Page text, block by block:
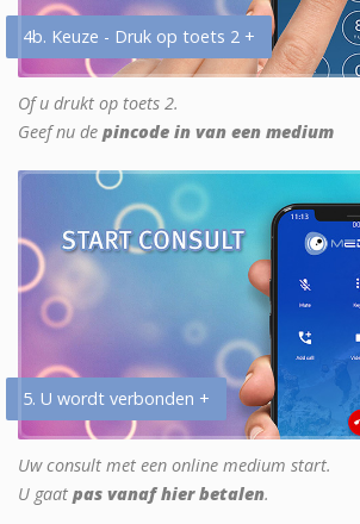
4b. Keuze - Druk op toets 2 +
Of u drukt op toets 2.
Geef nu de pincode in van een medium
5. U wordt verbonden +
Uw consult met een online medium start.
U gaat pas vanaf hier betalen.